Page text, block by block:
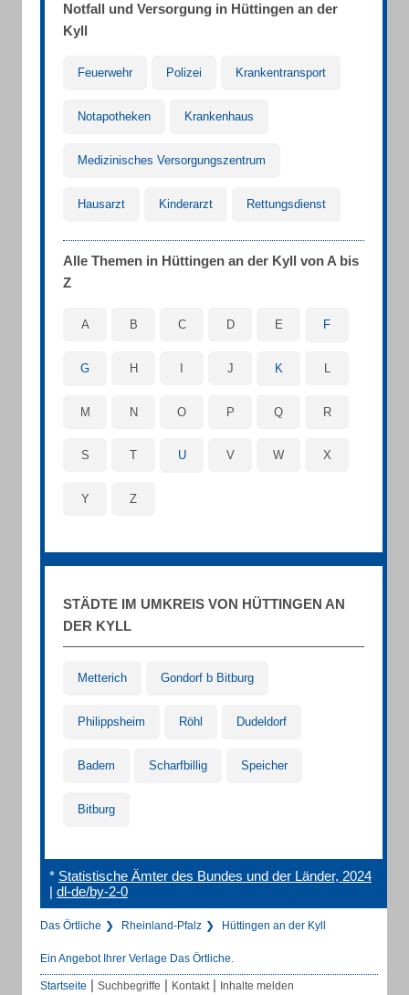
Notfall und Versorgung in Hüttingen an der
Kyll
Feuerwehr Polizei Krankentransport
Notapotheken Krankenhaus
Medizinisches Versorgungszentrum
Hausarzt Kinderarzt Rettungsdienst
Alle Themen in Hüttingen an der Kyll von A bis
Z
A B C D E F
G H J K L
M N O P Q R
S T U V W X
Y Z
STÄDTE IM UMKREIS VON HÜTTINGEN AN
DER KYLL
Metterich Gondorf b Bitburg
Philippsheim Röhl Dudeldorf
Badem Scharfbillig Speicher
Bitburg
* Statistische Ämter des Bundes und der Länder, 2024
| dl-de/by-2-0
Das Örtliche Rheinland-Pfalz Hüttingen an der Kyll
Ein Angebot Ihrer Verlage Das Örtliche.
Startseite | Suchbegriffe | Kontakt | Inhalte melden